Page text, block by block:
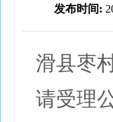
发布时间:
滑县枣
请受理